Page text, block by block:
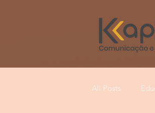
All Posts